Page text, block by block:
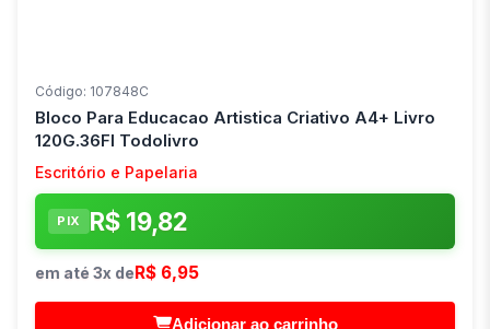
Código: 107848C
Bloco Para Educacao Artistica Criativo A4+ Livro
120G.36Fl Todolivro
Escritório e Papelaria
PIX R$ 19,82
em até 3x de R$ 6,95
Adicionar ao carrinho